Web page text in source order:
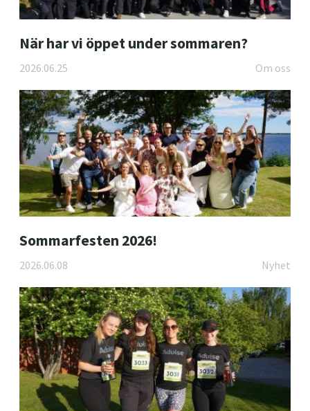
När har vi öppet under sommaren?
2026.06.25 Om oss
Sommarfesten 2026!
2026.06.08 Nyhet